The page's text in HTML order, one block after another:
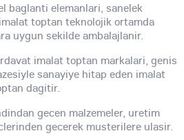
baglanti elemanlari, sanelek
toptan teknolojik ortamda
uygun sekilde ambalajlanir.
imalat toptan markalari, genis
sanayiye hitap eden imalat
dagitir.
gecen malzemeler, uretim
gecerek musterilere ulasir.